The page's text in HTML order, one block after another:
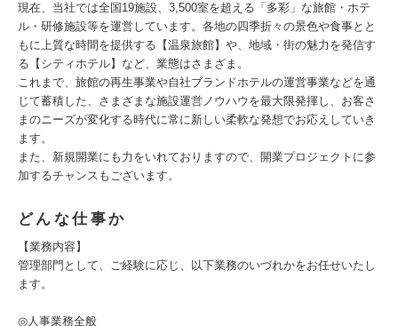
現在、当社では全国19施設、3,500室を超える「多彩」な旅館・ホテ
ル・研修施設等を運営しています。各地の四季折々の景色や食事とと
もに上質な時間を提供する【温泉旅館】や、地域・街の魅力を発信す
る【シティホテル】など、業態はさまざま。
これまで、旅館の再生事業や自社ブランドホテルの運営事業などを通
じて蓄積した、さまざまな施設運営ノウハウを最大限発揮し、お客さ
まのニーズが変化する時代に常に新しい柔軟な発想でお応えしていき
ます。
また、新規開業にも力をいれておりますので、開業プロジェクトに参
加するチャンスもございます。
どんな仕事か
【業務内容】
管理部門として、ご経験に応じ、以下業務のいづれかをお任せいたし
ます。
◎人事業務全般